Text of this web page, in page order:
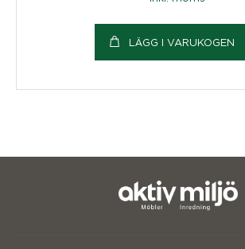
LÄGG I VARUKOGEN